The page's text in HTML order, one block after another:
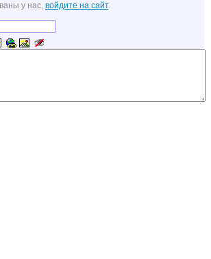
у нас, войдите на сайт.